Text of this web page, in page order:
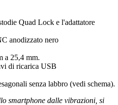
Quad Lock e l'adattatore
anodizzato nero
a 25,4 mm.
di ricarica USB
senza labbro (vedi schema).
smartphone dalle vibrazioni, si